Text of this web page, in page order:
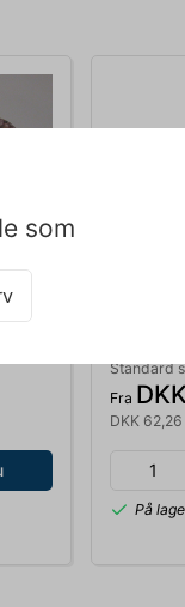
som
KAFFE
Standard
Fra
DKK
På